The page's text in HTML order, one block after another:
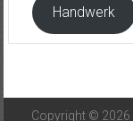
Handwerk
Copyright © 2026